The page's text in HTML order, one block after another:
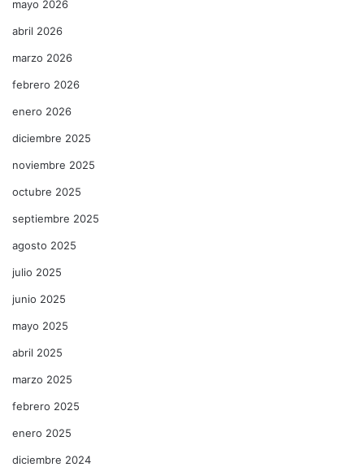
mayo 2026
abril 2026
marzo 2026
febrero 2026
enero 2026
diciembre 2025
noviembre 2025
octubre 2025
septiembre 2025
agosto 2025
julio 2025
junio 2025
mayo 2025
abril 2025
marzo 2025
febrero 2025
enero 2025
diciembre 2024